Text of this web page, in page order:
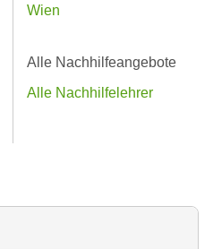
Wien
Alle Nachhilfeangebote
Alle Nachhilfelehrer